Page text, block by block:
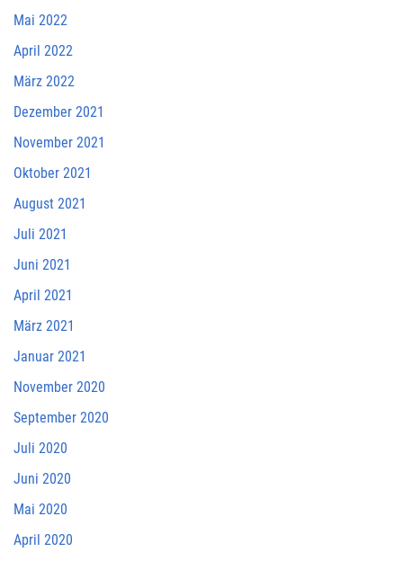
Mai 2022
April 2022
März 2022
Dezember 2021
November 2021
Oktober 2021
August 2021
Juli 2021
Juni 2021
April 2021
März 2021
Januar 2021
November 2020
September 2020
Juli 2020
Juni 2020
Mai 2020
April 2020